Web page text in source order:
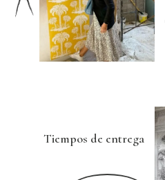
Tiempos de entrega